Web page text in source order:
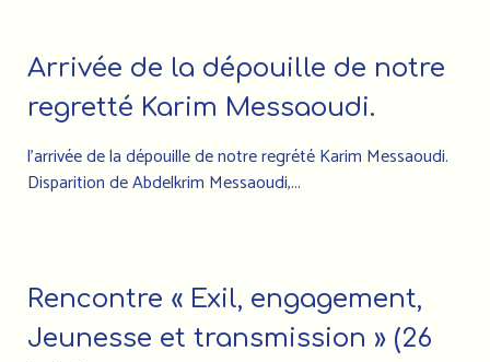
Arrivée de la dépouille de notre
regretté Karim Messaoudi.
l’arrivée de la dépouille de notre regrété Karim Messaoudi.
Disparition de Abdelkrim Messaoudi,...
Rencontre « Exil, engagement,
Jeunesse et transmission » (26